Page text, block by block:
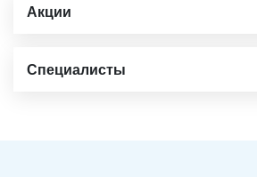
Акции
Специалисты